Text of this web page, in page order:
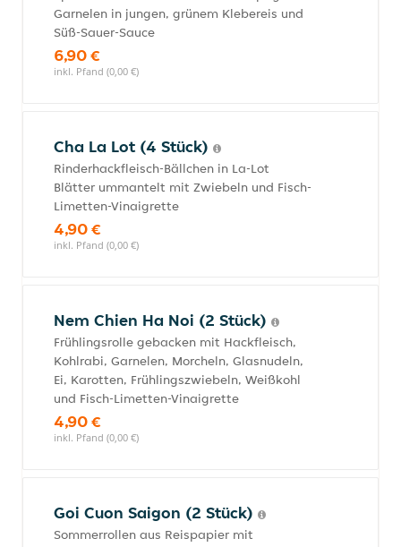
Garnelen in jungen, grünem Klebereis und
Süß-Sauer-Sauce
6,90 €
inkl. Pfand (0,00 €)
Cha La Lot (4 Stück)
Rinderhackfleisch-Bällchen in La-Lot
Blätter ummantelt mit Zwiebeln und Fisch-
Limetten-Vinaigrette
4,90 €
inkl. Pfand (0,00 €)
Nem Chien Ha Noi (2 Stück)
Frühlingsrolle gebacken mit Hackfleisch,
Kohlrabi, Garnelen, Morcheln, Glasnudeln,
Ei, Karotten, Frühlingszwiebeln, Weißkohl
und Fisch-Limetten-Vinaigrette
4,90 €
inkl. Pfand (0,00 €)
Goi Cuon Saigon (2 Stück)
Sommerrollen aus Reispapier mit